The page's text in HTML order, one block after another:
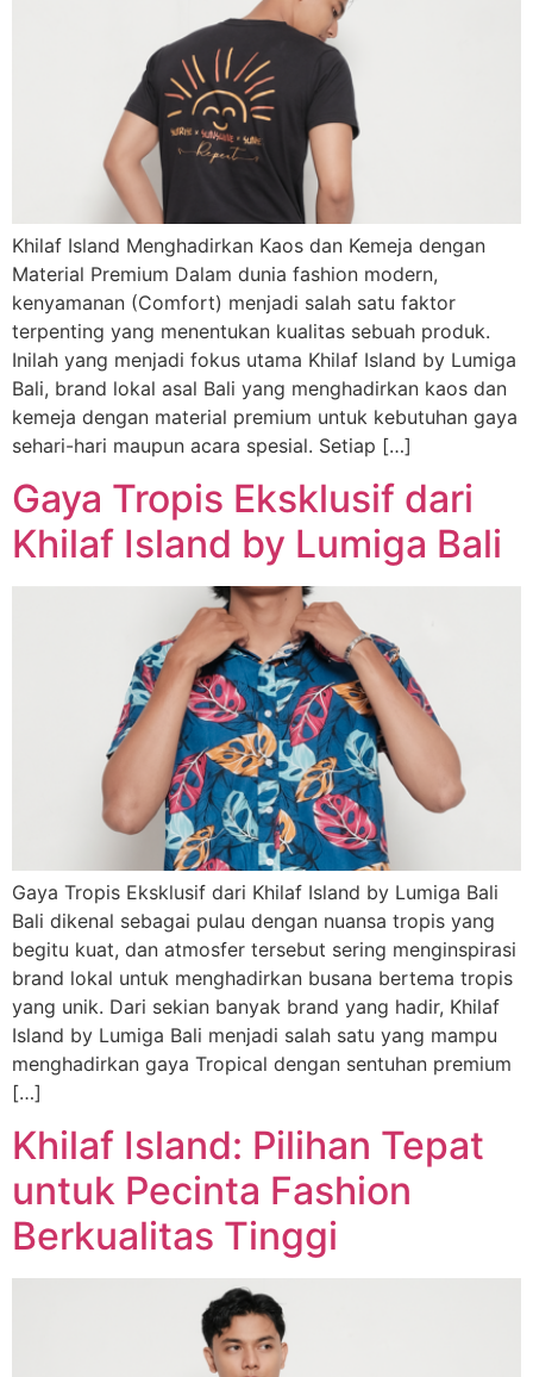
Khilaf Island Menghadirkan Kaos dan Kemeja dengan
Material Premium Dalam dunia fashion modern,
kenyamanan (Comfort) menjadi salah satu faktor
terpenting yang menentukan kualitas sebuah produk.
Inilah yang menjadi fokus utama Khilaf Island by Lumiga
Bali, brand lokal asal Bali yang menghadirkan kaos dan
kemeja dengan material premium untuk kebutuhan gaya
sehari-hari maupun acara spesial. Setiap […]
Gaya Tropis Eksklusif dari
Khilaf Island by Lumiga Bali
Gaya Tropis Eksklusif dari Khilaf Island by Lumiga Bali
Bali dikenal sebagai pulau dengan nuansa tropis yang
begitu kuat, dan atmosfer tersebut sering menginspirasi
brand lokal untuk menghadirkan busana bertema tropis
yang unik. Dari sekian banyak brand yang hadir, Khilaf
Island by Lumiga Bali menjadi salah satu yang mampu
menghadirkan gaya Tropical dengan sentuhan premium
[…]
Khilaf Island: Pilihan Tepat
untuk Pecinta Fashion
Berkualitas Tinggi